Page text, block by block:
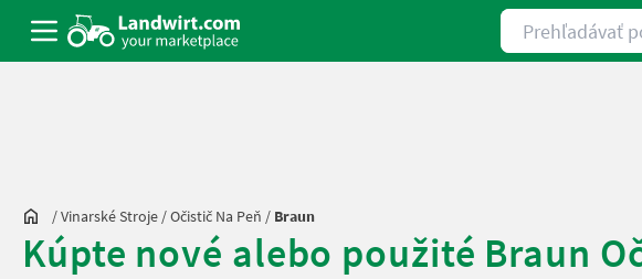
Prehľadávať
/Vinarské Stroje /Očistič Na Peň / Braun
Kúpte nové alebo použité Braun